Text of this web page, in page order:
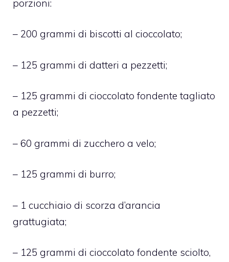
porzioni:
– 200 grammi di biscotti al cioccolato;
– 125 grammi di datteri a pezzetti;
– 125 grammi di cioccolato fondente tagliato
a pezzetti;
– 60 grammi di zucchero a velo;
– 125 grammi di burro;
– 1 cucchiaio di scorza d’arancia
grattugiata;
– 125 grammi di cioccolato fondente sciolto,